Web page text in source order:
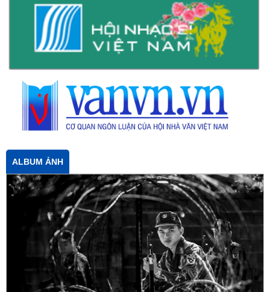
ALBUM ẢNH